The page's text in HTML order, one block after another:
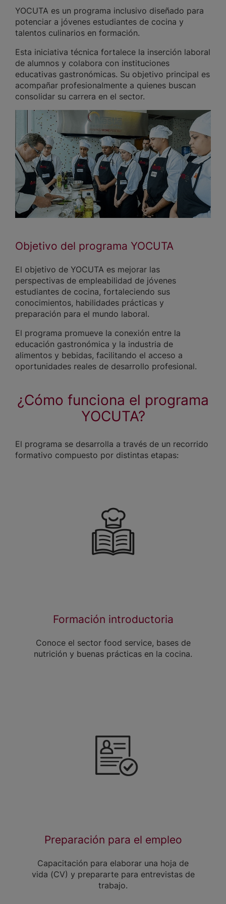
YOCUTA es un programa inclusivo diseñado para
potenciar a jóvenes estudiantes de cocina y
talentos culinarios en formación.
Esta iniciativa técnica fortalece la inserción laboral
de alumnos y colabora con instituciones
educativas gastronómicas. Su objetivo principal es
acompañar profesionalmente a quienes buscan
consolidar su carrera en el sector.
Objetivo del programa YOCUTA
El objetivo de YOCUTA es mejorar las
perspectivas de empleabilidad de jóvenes
estudiantes de cocina, fortaleciendo sus
conocimientos, habilidades prácticas y
preparación para el mundo laboral.
El programa promueve la conexión entre la
educación gastronómica y la industria de
alimentos y bebidas, facilitando el acceso a
oportunidades reales de desarrollo profesional.
¿Cómo funciona el programa
YOCUTA?
El programa se desarrolla a través de un recorrido
formativo compuesto por distintas etapas:
Formación introductoria
Conoce el sector food service, bases de
nutrición y buenas prácticas en la cocina.
Preparación para el empleo
Capacitación para elaborar una hoja de
vida (CV) y prepararte para entrevistas de
trabajo.